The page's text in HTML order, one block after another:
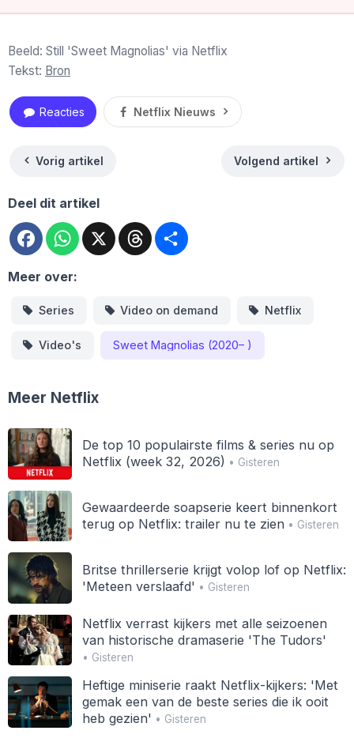
Beeld: Still 'Sweet Magnolias' via Netflix
Tekst: Bron
Reacties Netflix Nieuws
Vorig artikel Volgend artikel
Deel dit artikel
FacebookWhatsApp
X Threads
Meer over:
Series Video on demand Netflix
Video's Sweet Magnolias (2020– )
Meer Netflix
De top 10 populairste films & series nu op
Netflix (week 32, 2026) • Gisteren
Gewaardeerde soapserie keert binnenkort
terug op Netflix: trailer nu te zien• Gisteren
Britse thrillerserie krijgt volop lof op Netflix:
'Meteen verslaafd' • Gisteren
Netflix verrast kijkers met alle seizoenen
van historische dramaserie 'The Tudors'
• Gisteren
Heftige miniserie raakt Netflix-kijkers: 'Met
gemak een van de beste series die ik ooit
heb gezien' • Gisteren